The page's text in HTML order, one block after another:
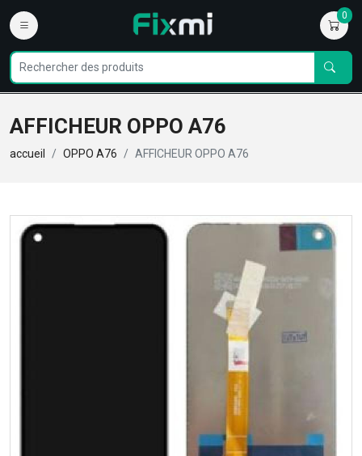
0
AFFICHEUR OPPO A76
accueil OPPO A76 AFFICHEUR OPPO A76